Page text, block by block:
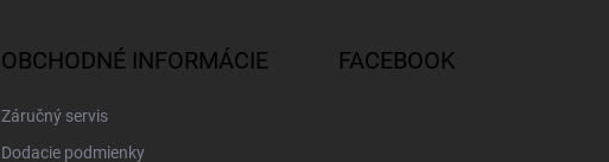
OBCHODNÉ INFORMÁCIE
Záručný servis
Dodacie podmienky
FACEBOOK